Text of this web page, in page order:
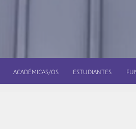
ACADÉMICAS/OS ESTUDIANTES